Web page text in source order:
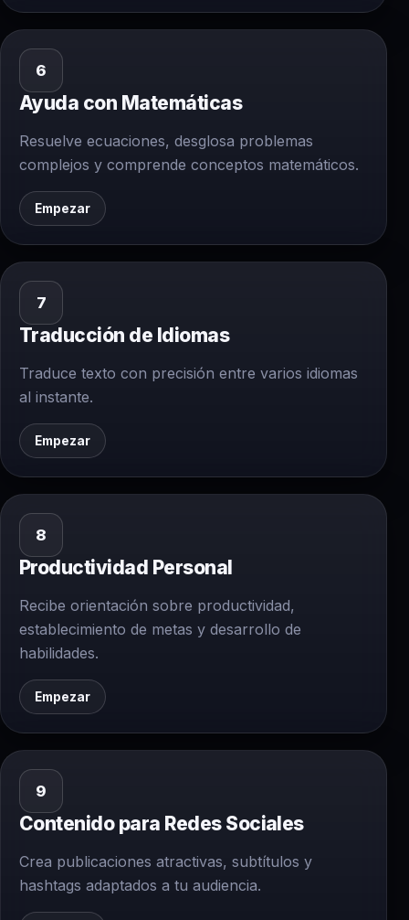
6
Ayuda con Matemáticas
Resuelve ecuaciones, desglosa problemas
complejos y comprende conceptos matemáticos.
Empezar
7
Traducción de Idiomas
Traduce texto con precisión entre varios idiomas
al instante.
Empezar
8
Productividad Personal
Recibe orientación sobre productividad,
establecimiento de metas y desarrollo de
habilidades.
Empezar
9
Contenido para Redes Sociales
Crea publicaciones atractivas, subtítulos y
hashtags adaptados a tu audiencia.